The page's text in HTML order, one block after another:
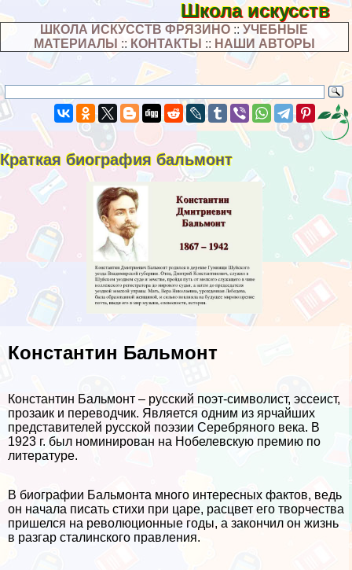
Школа искусств
ШКОЛА ИСКУССТВ ФРЯЗИНО ::УЧЕБНЫЕ
МАТЕРИАЛЫ :: КОНТАКТЫ :: НАШИ АВТОРЫ
Краткая биография бальмонт
Константин Бальмонт
Константин Бальмонт – русский поэт-символист, эссеист,
прозаик и переводчик. Является одним из ярчайших
представителей русской поэзии Серебряного века. В
1923 г. был номинирован на Нобелевскую премию по
литературе.
В биографии Бальмонта много интересных фактов, ведь
он начала писать стихи при царе, расцвет его творчества
пришелся на революционные годы, а закончил он жизнь
в разгар сталинского правления.